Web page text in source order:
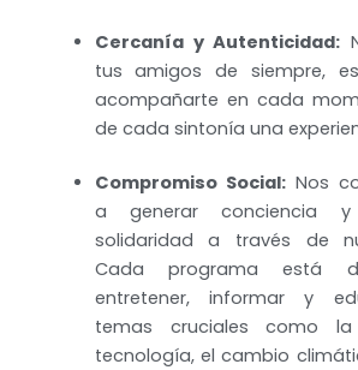
Cercanía y Autenticidad:
tus amigos de siempre,
acompañarte en cada
de cada sintonía una
Compromiso Social:Nos
a generar conciencia
solidaridad a través de
Cada programa está
entretener, informar y
temas cruciales como
tecnología, el cambio